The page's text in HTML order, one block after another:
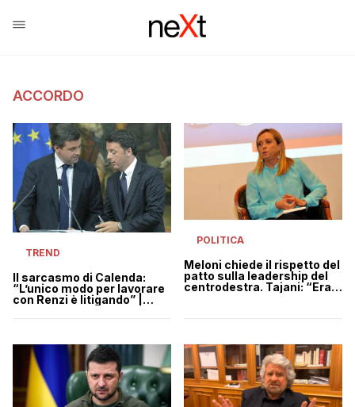
ACCORDO
TREND
Il sarcasmo di Calenda:
“L’unico modo per lavorare
con Renzi è litigando” |
POLITICA
Meloni chiede il rispetto del
patto sulla leadership del
centrodestra. Tajani: “Era